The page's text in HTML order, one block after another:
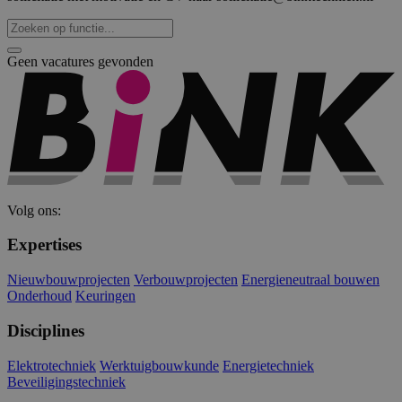
Geen vacatures gevonden
Volg ons:
Expertises
Nieuwbouwprojecten Verbouwprojecten Energieneutraal bouwen
Onderhoud Keuringen
Disciplines
Elektrotechniek Werktuigbouwkunde Energietechniek
Beveiligingstechniek
gebruikersaanmelding en accountbeheer. De
website kan niet goed worden gebruikt zonder de
strikt noodzakelijke cookies.
Naam
PHPSESSID
PHP.net
www.binktechniek.nl
Sessie